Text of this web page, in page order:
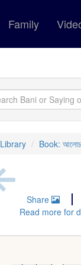
Family
Library Book:
Share
Read more for